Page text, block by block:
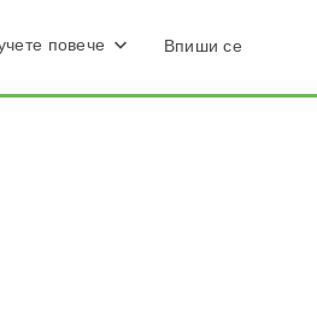
повече Впиши се